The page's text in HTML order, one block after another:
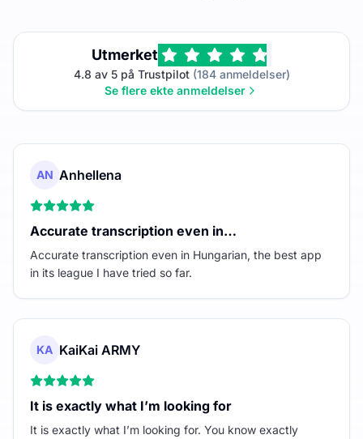
Utmerket
4.8 av 5 på Trustpilot(184 anmeldelser)
Se flere ekte anmeldelser
AN Anhellena
Accurate transcription even in…
Accurate transcription even in Hungarian, the best app
in its league I have tried so far.
KA KaiKai ARMY
It is exactly what I’m looking for
It is exactly what I’m looking for. You know exactly